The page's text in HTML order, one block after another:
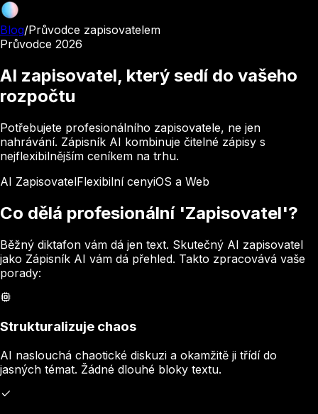
Blog/Průvodce zapisovatelem
Průvodce 2026
AI zapisovatel, který sedí do vašeho
rozpočtu
Potřebujete profesionálního zapisovatele, ne jen
nahrávání. Zápisník AI kombinuje čitelné zápisy s
nejflexibilnějším ceníkem na trhu.
AI ZapisovatelFlexibilní cenyiOS a Web
Co dělá profesionální 'Zapisovatel'?
Běžný diktafon vám dá jen text. Skutečný AI zapisovatel
jako Zápisník AI vám dá přehled. Takto zpracovává vaše
porady:
Strukturalizuje chaos
AI naslouchá chaotické diskuzi a okamžitě ji třídí do
jasných témat. Žádné dlouhé bloky textu.